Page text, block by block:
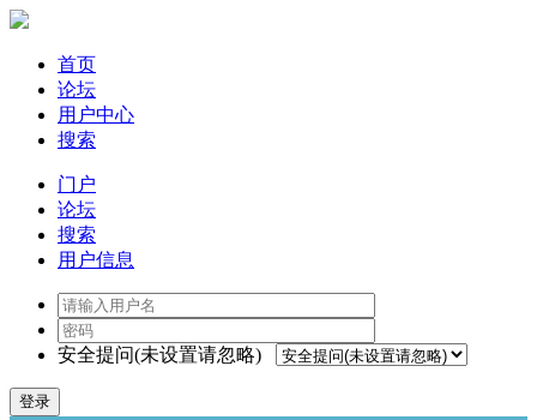
首页
论坛
用户中心
搜索
门户
论坛
搜索
用户信息
安全提问(未设置请忽略)
登录